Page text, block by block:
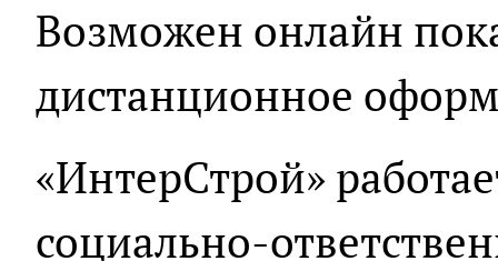
Возможен онлайн
дистанционное
«ИнтерСтрой»
социально-